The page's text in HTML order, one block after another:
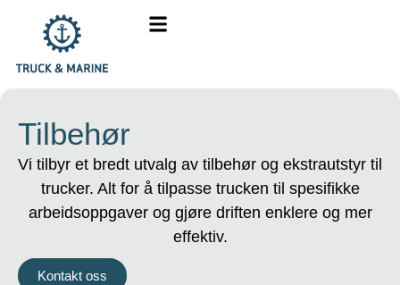
Tilbehør
Vi tilbyr et bredt utvalg av tilbehør og ekstrautstyr til
trucker. Alt for å tilpasse trucken til spesifikke
arbeidsoppgaver og gjøre driften enklere og mer
effektiv.
Kontakt oss